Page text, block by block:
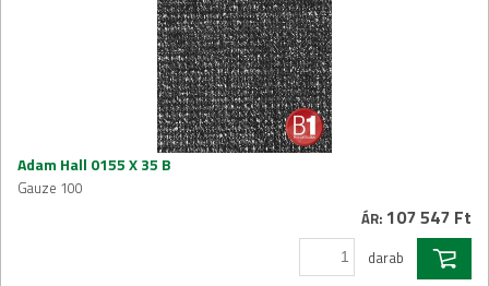
Adam Hall 0155 X 35 B
Gauze 100
ÁR: 107 547 Ft
darab